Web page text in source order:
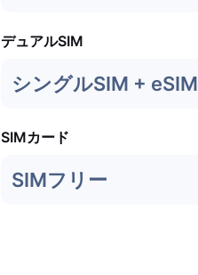
デュアルSIM
シングルSIM + eSIM
SIMカード
SIMフリー